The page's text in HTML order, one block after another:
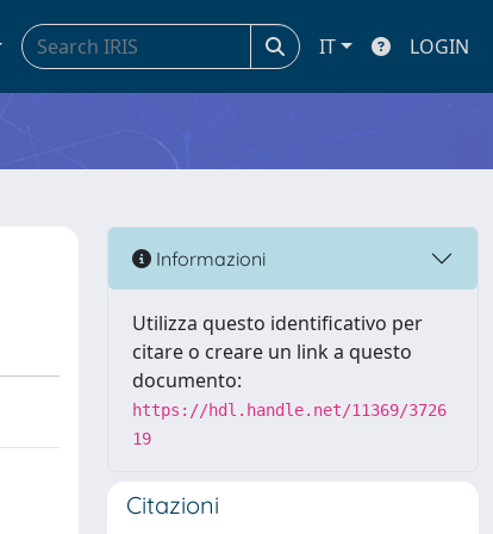
IT LOGIN
Informazioni
Utilizza questo identificativo per
citare o creare un link a questo
documento:
https://hdl.handle.net/11369/3726
19
Citazioni